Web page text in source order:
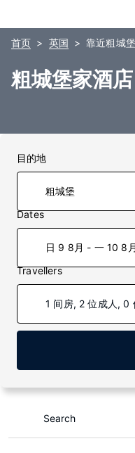
首页 英国 靠近粗城
粗城堡家酒店
目的地
Dates
日 9 8月 - 一 10 8月
Travellers
1 间房, 2 位成人, 0
Search